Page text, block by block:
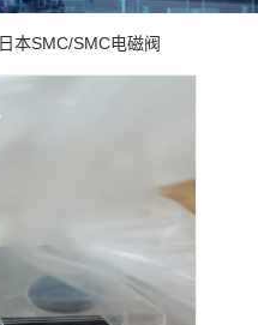
日本SMC/SMC电磁阀